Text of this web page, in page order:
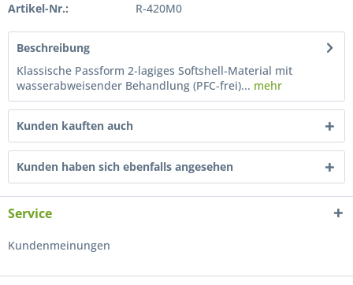
Artikel-Nr.: R-420M0
Beschreibung
Klassische Passform 2-lagiges Softshell-Material mit
wasserabweisender Behandlung (PFC-frei)... mehr
Kunden kauften auch
Kunden haben sich ebenfalls angesehen
Service
Kundenmeinungen